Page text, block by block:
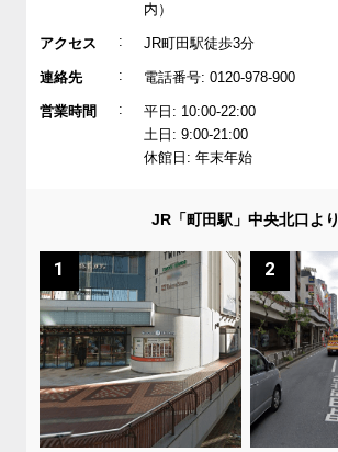
内）
アクセス : JR町田駅徒歩3分
連絡先 : 電話番号: 0120-978-900
営業時間 :
平日: 10:00-22:00
土日: 9:00-21:00
休館日: 年末年始
JR「町田駅」中央北口より
1 2